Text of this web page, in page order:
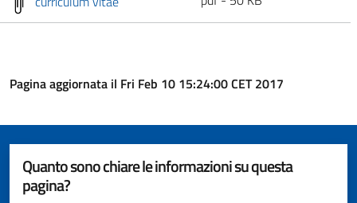
Pagina aggiornata il Fri Feb 10 15:24:00 CET 2017
Quanto sono chiare le informazioni su questa
pagina?